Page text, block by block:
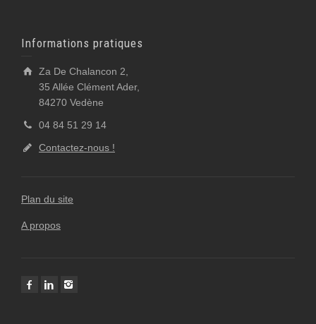
Informations pratiques
Za De Chalancon 2,
35 Allée Clément Ader,
84270 Vedène
04 84 51 29 14
Contactez-nous !
Plan du site
A propos